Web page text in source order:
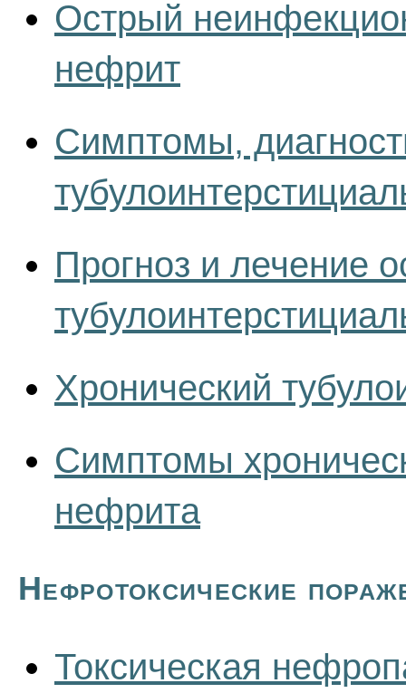
Острый
нефрит
Симптомы,
Прогноз и лечение
Хронический
Симптомы
нефрита
Нефротоксические
Токсическая